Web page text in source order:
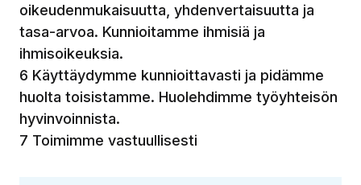
oikeudenmukaisuutta, yhdenvertaisuutta ja
tasa-arvoa. Kunnioitamme ihmisiä ja
ihmisoikeuksia.
6 Käyttäydymme kunnioittavasti ja pidämme
huolta toisistamme. Huolehdimme työyhteisön
hyvinvoinnista.
7 Toimimme vastuullisesti